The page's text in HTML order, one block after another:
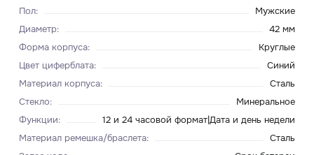
Пол:
Мужские
Диаметр:
42 мм
Форма корпуса:
Круглые
Цвет циферблата:
Синий
Материал корпуса:
Сталь
Стекло:
Минеральное
Функции:
12 и 24 часовой формат|Дата и день недели
Материал ремешка/браслета:
Сталь